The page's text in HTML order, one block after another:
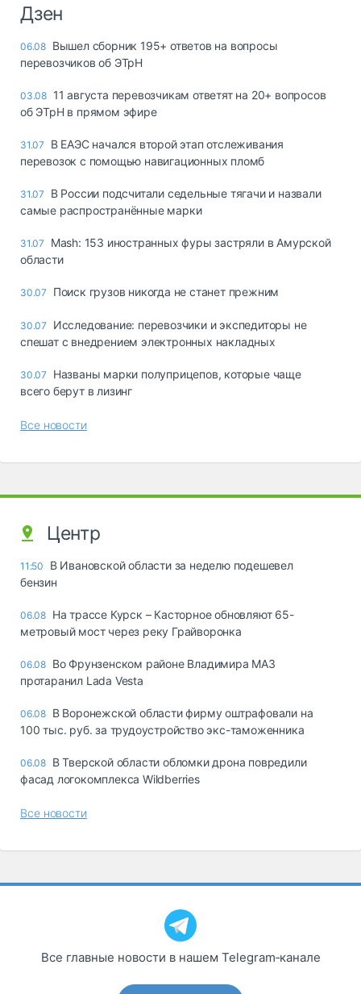
Дзен
06.08 Вышел сборник 195+ ответов на вопросы
перевозчиков об ЭТрН
03.08 11 августа перевозчикам ответят на 20+ вопросов
об ЭТрН в прямом эфире
31.07
В ЕАЭС начался второй этап отслеживания
перевозок с помощью навигационных пломб
31.07
В России подсчитали седельные тягачи и назвали
самые распространённые марки
31.07
Mash: 153 иностранных фуры застряли в Амурской
области
30.07 Поиск грузов никогда не станет прежним
30.07
Исследование: перевозчики и экспедиторы не
спешат с внедрением электронных накладных
30.07
Названы марки полуприцепов, которые чаще
всего берут в лизинг
Все новости
Центр
11:50
В Ивановской области за неделю подешевел
бензин
06.08 На трассе Курск – Касторное обновляют 65-
метровый мост через реку Грайворонка
06.08 Во Фрунзенском районе Владимира МАЗ
протаранил Lada Vesta
06.08 В Воронежской области фирму оштрафовали на
100 тыс. руб. за трудоустройство экс-таможенника
06.08 В Тверской области обломки дрона повредили
фасад логокомплекса Wildberries
Все новости
Все главные новости в нашем Telegram‑канале